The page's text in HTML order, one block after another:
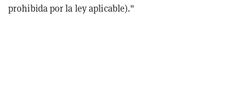
prohibida por la ley aplicable)."